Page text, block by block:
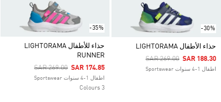
-30%
حذاء الأطفال LIGHTORAMA
Price Reduced From
SAR 269.00ToSAR 188.30
اطفال 1-4 سنوات Sportswear
-35%
حذاء للأطفال LIGHTORAMA
RUNNER
Price Reduced From
SAR 269.00ToSAR 174.85
اطفال 1-4 سنوات Sportswear
3 Colours